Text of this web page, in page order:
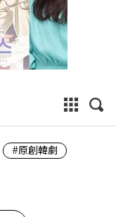
#原創韓劇